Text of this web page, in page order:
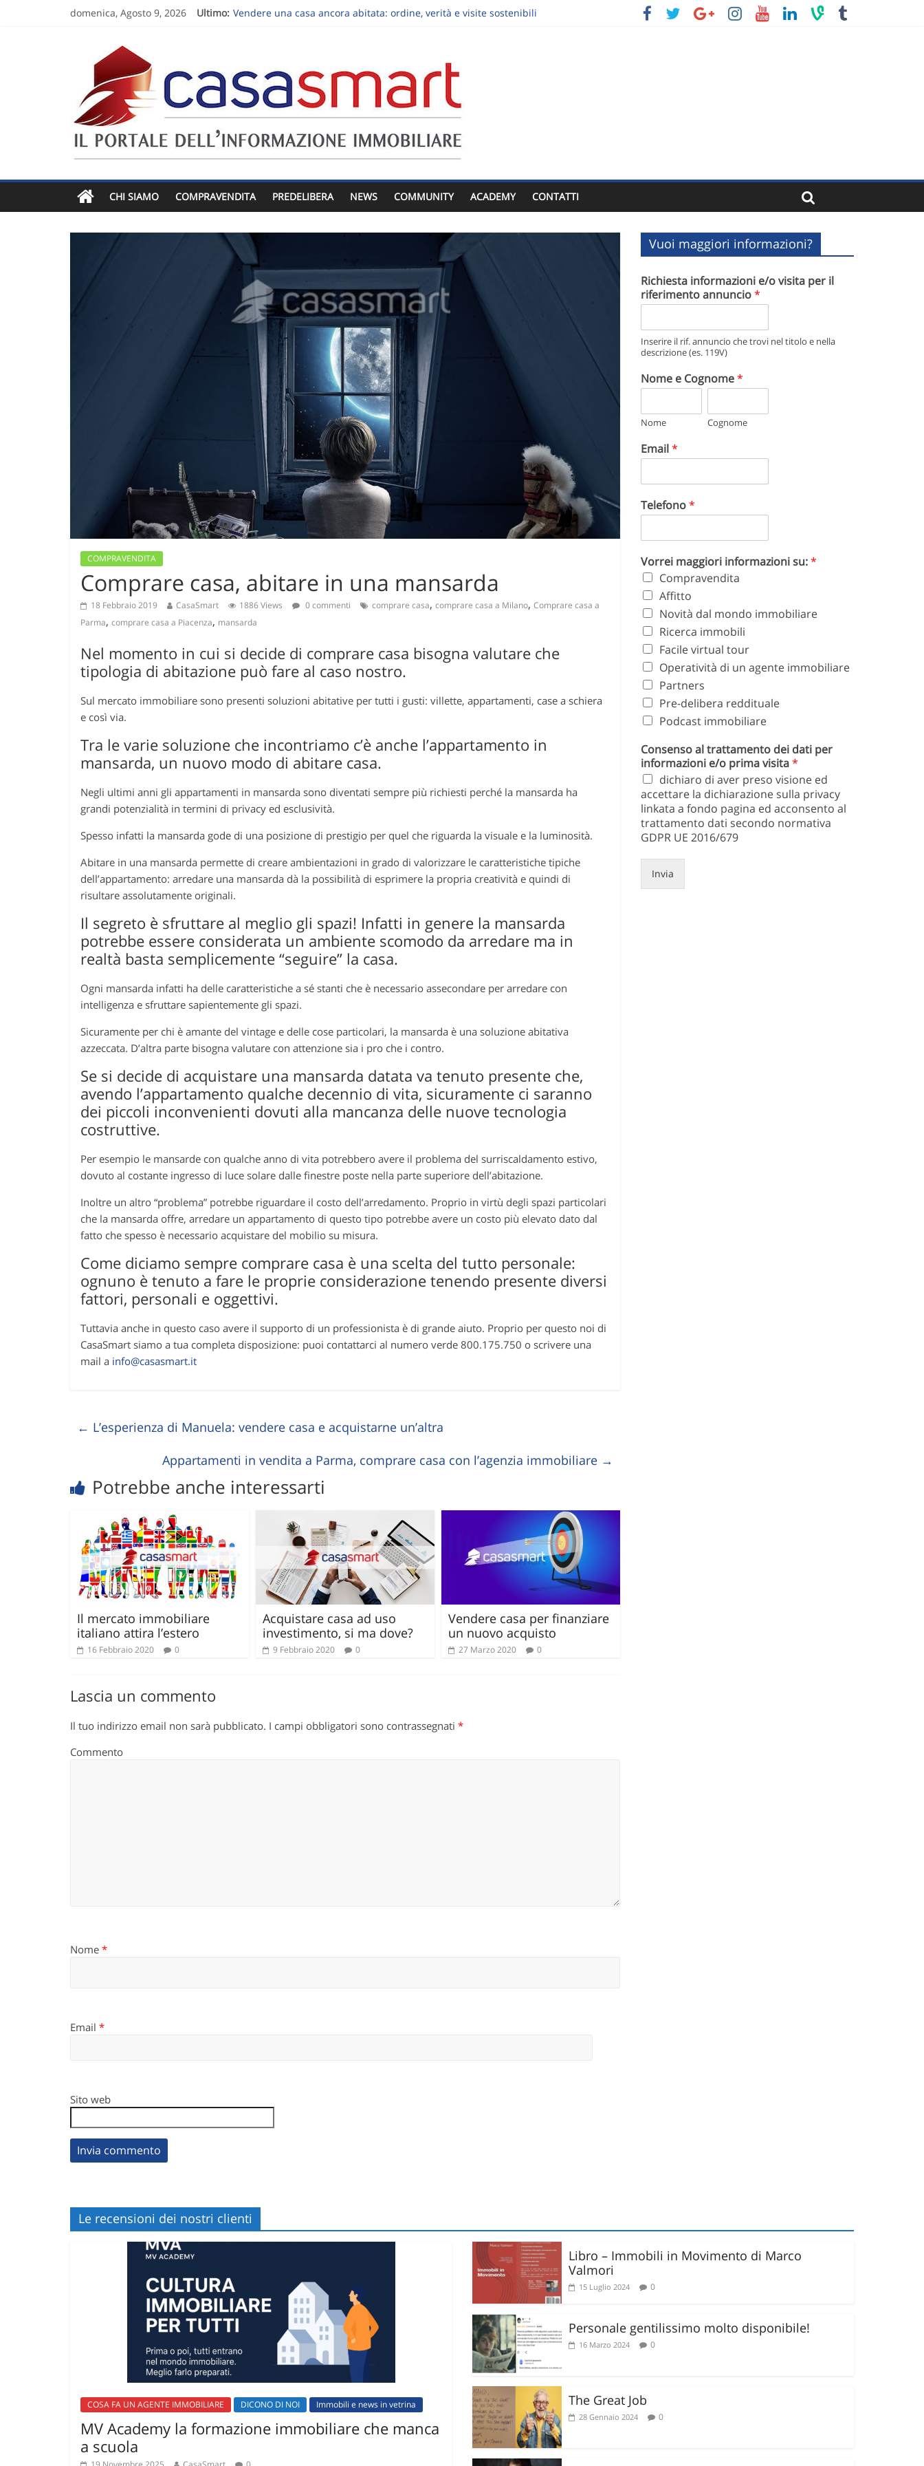
domenica, Agosto 9, 2026 Ultimo: Vendere una casa ancora abitata: ordine, verità e visite sostenibili
Follow-up dopo la visita immobiliare: trasformare “ci pensiamo” in un prossimo passo
CHI SIAMO COMPRAVENDITA PREDELIBERA NEWS COMMUNITY ACADEMY CONTATTI
COMPRAVENDITA
Comprare casa, abitare in una mansarda
18 Febbraio 2019 CasaSmart 1886 Views 0 commenti comprare casa, comprare casa a Milano, Comprare casa a
Parma, comprare casa a Piacenza, mansarda
Nel momento in cui si decide di comprare casa bisogna valutare che
tipologia di abitazione può fare al caso nostro.
Sul mercato immobiliare sono presenti soluzioni abitative per tutti i gusti: villette, appartamenti, case a schiera
e così via.
Tra le varie soluzione che incontriamo c’è anche l’appartamento in
mansarda, un nuovo modo di abitare casa.
Negli ultimi anni gli appartamenti in mansarda sono diventati sempre più richiesti perché la mansarda ha
grandi potenzialità in termini di privacy ed esclusività.
Spesso infatti la mansarda gode di una posizione di prestigio per quel che riguarda la visuale e la luminosità.
Abitare in una mansarda permette di creare ambientazioni in grado di valorizzare le caratteristiche tipiche
dell’appartamento: arredare una mansarda dà la possibilità di esprimere la propria creatività e quindi di
risultare assolutamente originali.
Il segreto è sfruttare al meglio gli spazi! Infatti in genere la mansarda
potrebbe essere considerata un ambiente scomodo da arredare ma in
realtà basta semplicemente “seguire” la casa.
Ogni mansarda infatti ha delle caratteristiche a sé stanti che è necessario assecondare per arredare con
intelligenza e sfruttare sapientemente gli spazi.
Sicuramente per chi è amante del vintage e delle cose particolari, la mansarda è una soluzione abitativa
azzeccata. D’altra parte bisogna valutare con attenzione sia i pro che i contro.
Se si decide di acquistare una mansarda datata va tenuto presente che,
avendo l’appartamento qualche decennio di vita, sicuramente ci saranno
dei piccoli inconvenienti dovuti alla mancanza delle nuove tecnologia
costruttive.
Per esempio le mansarde con qualche anno di vita potrebbero avere il problema del surriscaldamento estivo,
dovuto al costante ingresso di luce solare dalle finestre poste nella parte superiore dell’abitazione.
Inoltre un altro “problema” potrebbe riguardare il costo dell’arredamento. Proprio in virtù degli spazi particolari
che la mansarda offre, arredare un appartamento di questo tipo potrebbe avere un costo più elevato dato dal
fatto che spesso è necessario acquistare del mobilio su misura.
Come diciamo sempre comprare casa è una scelta del tutto personale:
ognuno è tenuto a fare le proprie considerazione tenendo presente diversi
fattori, personali e oggettivi.
Tuttavia anche in questo caso avere il supporto di un professionista è di grande aiuto. Proprio per questo noi di
CasaSmart siamo a tua completa disposizione: puoi contattarci al numero verde 800.175.750 o scrivere una
mail a info@casasmart.it
← L’esperienza di Manuela: vendere casa e acquistarne un’altra
Appartamenti in vendita a Parma, comprare casa con l’agenzia immobiliare →
Potrebbe anche interessarti
Il mercato immobiliare
italiano attira l’estero
16 Febbraio 2020 0
Acquistare casa ad uso
investimento, si ma dove?
9 Febbraio 2020 0
Vendere casa per finanziare
un nuovo acquisto
27 Marzo 2020 0
Lascia un commento
Il tuo indirizzo email non sarà pubblicato. I campi obbligatori sono contrassegnati *
Commento
Nome *
Email *
Sito web
Vuoi maggiori informazioni?
Richiesta informazioni e/o visita per il
riferimento annuncio*
Inserire il rif. annuncio che trovi nel titolo e nella
descrizione (es. 119V)
Nome e Cognome*
Nome Cognome
Email*
Telefono*
Vorrei maggiori informazioni su:*
Compravendita
Affitto
Novità dal mondo immobiliare
Ricerca immobili
Facile virtual tour
Operatività di un agente immobiliare
Partners
Pre-delibera reddituale
Podcast immobiliare
Consenso al trattamento dei dati per
informazioni e/o prima visita*
dichiaro di aver preso visione ed
accettare la dichiarazione sulla privacy
linkata a fondo pagina ed acconsento al
trattamento dati secondo normativa
GDPR UE 2016/679
Invia
Le recensioni dei nostri clienti
COSA FA UN AGENTE IMMOBILIARE DICONO DI NOI Immobili e news in vetrina
MV Academy la formazione immobiliare che manca
a scuola
Libro – Immobili in Movimento di Marco
Valmori
15 Luglio 2024 0
Personale gentilissimo molto disponibile!
16 Marzo 2024 0
The Great Job
28 Gennaio 2024 0